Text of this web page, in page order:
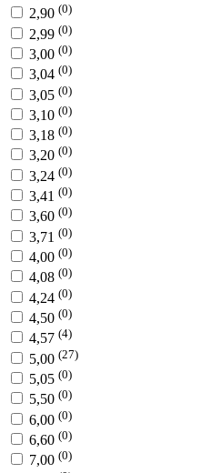
2,90 (0)
2,99 (0)
3,00 (0)
3,04 (0)
3,05 (0)
3,10 (0)
3,18 (0)
3,20 (0)
3,24 (0)
3,41 (0)
3,60 (0)
3,71 (0)
4,00 (0)
4,08 (0)
4,24 (0)
4,50 (0)
4,57 (4)
5,00 (27)
5,05 (0)
5,50 (0)
6,00 (0)
6,60 (0)
7,00 (0)